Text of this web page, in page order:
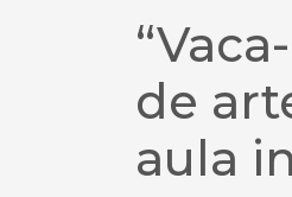
de
aula